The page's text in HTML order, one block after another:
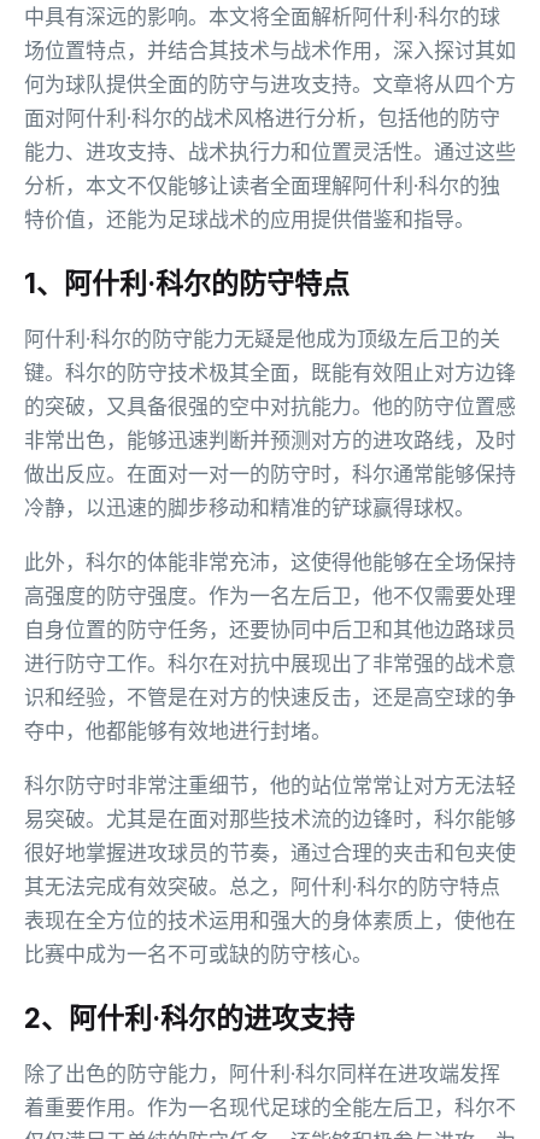
中具有深远的影响。本文将全面解析阿什利·科尔的球
场位置特点，并结合其技术与战术作用，深入探讨其如
何为球队提供全面的防守与进攻支持。文章将从四个方
面对阿什利·科尔的战术风格进行分析，包括他的防守
能力、进攻支持、战术执行力和位置灵活性。通过这些
分析，本文不仅能够让读者全面理解阿什利·科尔的独
特价值，还能为足球战术的应用提供借鉴和指导。
1、阿什利·科尔的防守特点
阿什利·科尔的防守能力无疑是他成为顶级左后卫的关
键。科尔的防守技术极其全面，既能有效阻止对方边锋
的突破，又具备很强的空中对抗能力。他的防守位置感
非常出色，能够迅速判断并预测对方的进攻路线，及时
做出反应。在面对一对一的防守时，科尔通常能够保持
冷静，以迅速的脚步移动和精准的铲球赢得球权。
此外，科尔的体能非常充沛，这使得他能够在全场保持
高强度的防守强度。作为一名左后卫，他不仅需要处理
自身位置的防守任务，还要协同中后卫和其他边路球员
进行防守工作。科尔在对抗中展现出了非常强的战术意
识和经验，不管是在对方的快速反击，还是高空球的争
夺中，他都能够有效地进行封堵。
科尔防守时非常注重细节，他的站位常常让对方无法轻
易突破。尤其是在面对那些技术流的边锋时，科尔能够
很好地掌握进攻球员的节奏，通过合理的夹击和包夹使
其无法完成有效突破。总之，阿什利·科尔的防守特点
表现在全方位的技术运用和强大的身体素质上，使他在
比赛中成为一名不可或缺的防守核心。
2、阿什利·科尔的进攻支持
除了出色的防守能力，阿什利·科尔同样在进攻端发挥
着重要作用。作为一名现代足球的全能左后卫，科尔不